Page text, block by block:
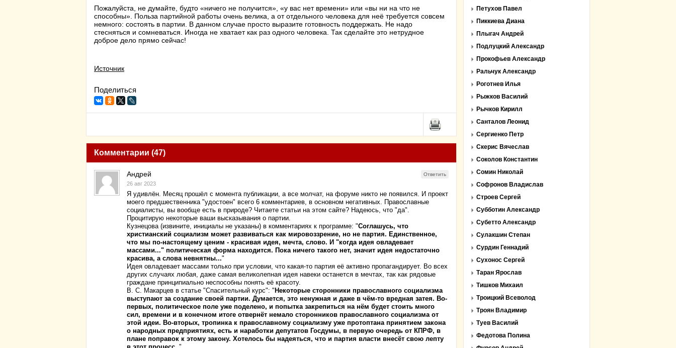
Пожалуйста, не думайте, будто «ничего не получится», «у вас нет времени» или «вы ни на что не
способны». Польза партийной работы очень велика, а от отдельного человека для неё требуется совсем
немного: состоять в партии. В данном случае просто выразите готовность поддержать. Не надо
стесняться и сомневаться. Иногда не хватает как раз одного человека. Так сделайте это нетрудное
доброе дело прямо сейчас!
Источник
Поделиться
Комментарии (47)
Андрей
26 авг 2023
Ответить
Я удивлён. Месяц прошёл с момента публикации, а все молчат, на форуме никто не появился. И проект
моего предшественника "удостоен" всего 6 комментариев, в основном негативных. Православные
социалисты, вы вообще есть в природе? Читаете статьи на этом сайте? Надеюсь, что "да".
Процитирую некоторые ваши высказывания о партии.
Кузнецова (извините, инициалы не указаны) в комментариях к программе: "Соглашусь, что
христианский социализм может развиваться как мировоззрение, но не партия. Единственное,
что мы по-настоящему ценим - красивая идея, мечта, слово. И "когда идея овладевает
массами..." политическая форма находится. Пока ничего такого нет, значит идея недостаточно
красива, а слова невнятны..."
Идея овладевает массами только при условии, что какая-то партия её активно пропагандирует. Во всех
других случаях любая, даже самая великолепная идея навеки останется в мечтах, так как рядовые
граждане принципиально неспособны понять её красоту.
В. С. Макарцев в статье "Спасительный курс": " Некоторые сторонники православного социализма
выступают за создание своей партии. Думается, это ненужная и даже в чём-то вредная затея. Во-
первых, политическое поле уже поделено, и попытка закрепиться на нём будет стоить много
сил, времени и в конечном итоге отвернёт немало сторонников православного социализма от
этой идеи. Во-вторых, тропинка к православному социализму уже протоптана принятием закона
о народных предприятиях, есть и наработки депутатов Госдумы, в первую очередь от КПРФ, в
плане поправок к этому закону. Хотелось бы надеяться, что и партия власти внесёт свою лепту
Петухов Павел
Пиккиева Диана
Плыгач Андрей
Подлуцкий Александр
Прокофьев Александр
Ральчук Александр
Роготнев Илья
Рыжков Василий
Рычков Кирилл
Санталов Леонид
Сергиенко Петр
Скерис Вячеслав
Соколов Константин
Сомин Николай
Софронов Владислав
Строев Сергей
Субботин Александр
Субетто Александр
Сулакшин Степан
Сурдин Геннадий
Сухонос Сергей
Таран Ярослав
Тишков Михаил
Троицкий Всеволод
Троян Владимир
Туев Василий
Федотова Полина